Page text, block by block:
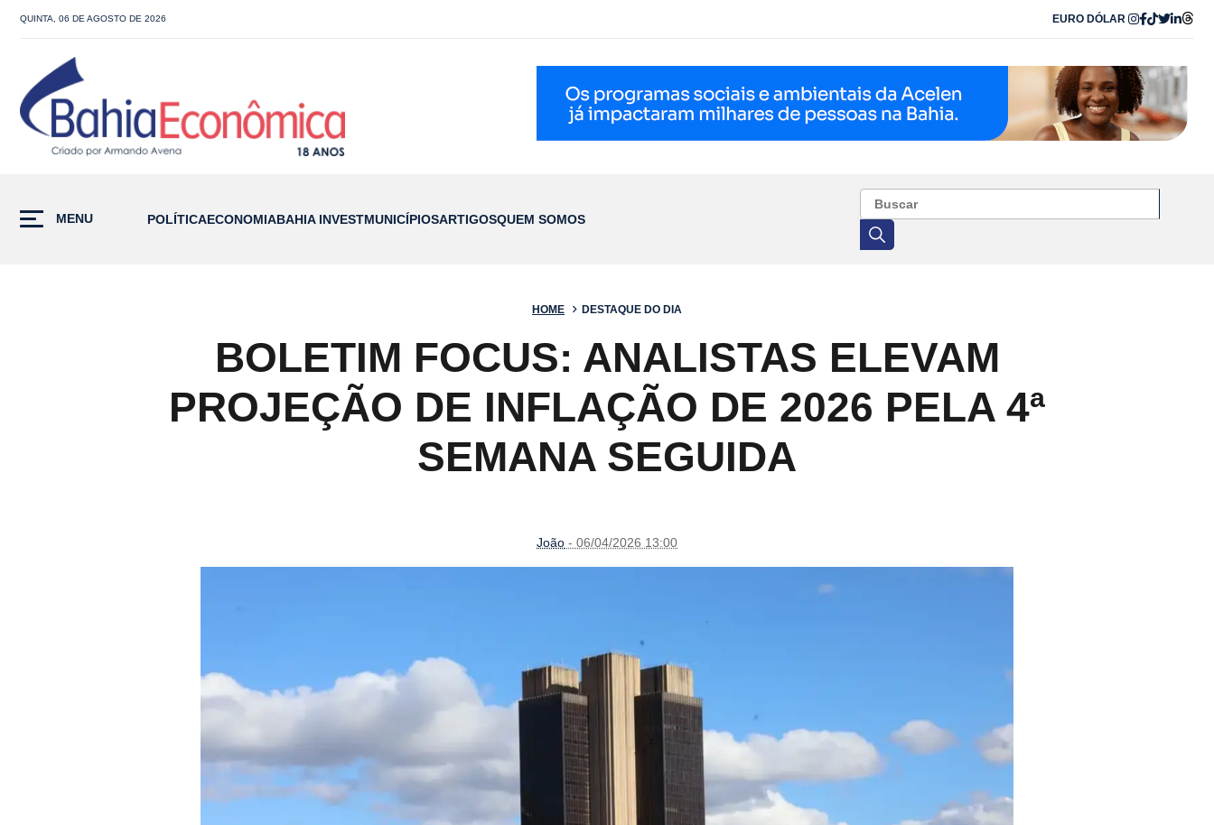
QUINTA, 06 DE AGOSTO DE 2026 EURO DÓLAR
MENU POLÍTICAECONOMIABAHIA INVESTMUNICÍPIOSARTIGOSQUEM SOMOS
HOME DESTAQUE DO DIA
BOLETIM FOCUS: ANALISTAS ELEVAM
PROJEÇÃO DE INFLAÇÃO DE 2026 PELA 4ª
SEMANA SEGUIDA
João - 06/04/2026 13:00